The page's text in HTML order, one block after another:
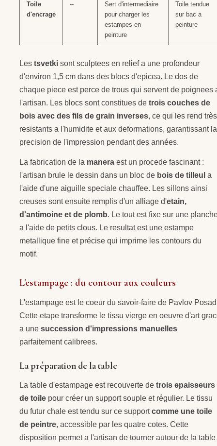
Toile
d'encrage
--
Sert d'intermediaire
pour charger les
estampes en
peinture
Toile tendue
sur bac a
peinture
Les tsvetki sont sculptees en relief a une profondeur
d'environ 1,5 cm dans des blocs d'epicea. Le dos de
chaque piece est perce de trous qui servent de poignees
l'artisan. Les blocs sont constitues de trois couches de
bois avec des fils de grain inverses, ce qui les rend très
resistants a l'humidite et aux deformations, garantissant la
precision de l'impression pendant des années.
La fabrication de la manera est un procede fascinant :
l'artisan brule le dessin dans un bloc de bois de tilleul a
l'aide d'une aiguille speciale chauffee. Les sillons ainsi
creuses sont ensuite remplis d'un alliage d'etain,
d'antimoine et de plomb. Le tout est fixe sur une
a l'aide de petits clous. Le resultat est une estampe
metallique fine et précise qui imprime les contours du
motif.
L'estampage : du contour aux couleurs
L'estampage est le coeur du savoir-faire de Pavlov
Cette etape transforme le tissu vierge en oeuvre d'art
a une succession d'impressions manuelles
parfaitement calibrees.
La préparation de la table
La table d'estampage est recouverte de trois epaisseurs
de toile pour créer un support souple et régulier. Le tissu
du futur chale est tendu sur ce supportcomme une toile
de peintre, accessible par les quatre cotes. Cette
disposition permet a l'artisan de tourner autour de la table